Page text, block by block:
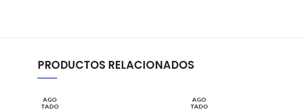
PRODUCTOS RELACIONADOS
AGO
TADO
AGO
TADO